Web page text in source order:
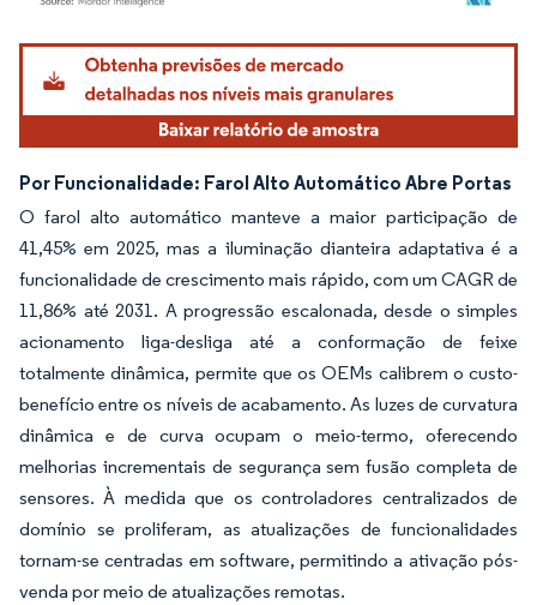
Imagem © Mordor Intelligence. O reuso requer atribuição conforme CC BY 4.0.
Por Funcionalidade: Farol Alto Automático Abre Portas
O farol alto automático manteve a maior participação de
41,45% em 2025, mas a iluminação dianteira adaptativa é a
funcionalidade de crescimento mais rápido, com um CAGR de
11,86% até 2031. A progressão escalonada, desde o simples
acionamento liga-desliga até a conformação de feixe
totalmente dinâmica, permite que os OEMs calibrem o custo-
benefício entre os níveis de acabamento. As luzes de curvatura
dinâmica e de curva ocupam o meio-termo, oferecendo
melhorias incrementais de segurança sem fusão completa de
sensores. À medida que os controladores centralizados de
domínio se proliferam, as atualizações de funcionalidades
tornam-se centradas em software, permitindo a ativação pós-
venda por meio de atualizações remotas.